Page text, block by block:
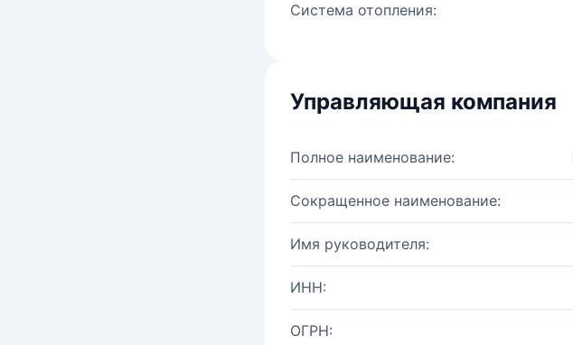
Система отопления:
Управляющая компания
Полное наименование:
Сокращенное наименование:
Имя руководителя:
ИНН:
ОГРН: